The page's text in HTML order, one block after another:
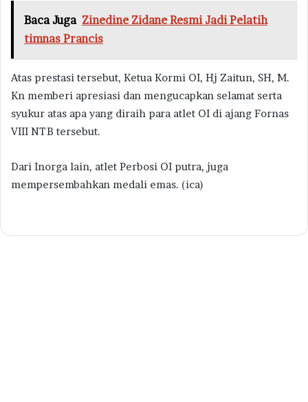
Baca Juga Zinedine Zidane Resmi Jadi Pelatih
timnas Prancis
Atas prestasi tersebut, Ketua Kormi OI, Hj Zaitun, SH, M.
Kn memberi apresiasi dan mengucapkan selamat serta
syukur atas apa yang diraih para atlet OI di ajang Fornas
VIII NTB tersebut.
Dari Inorga lain, atlet Perbosi OI putra, juga
mempersembahkan medali emas. (ica)